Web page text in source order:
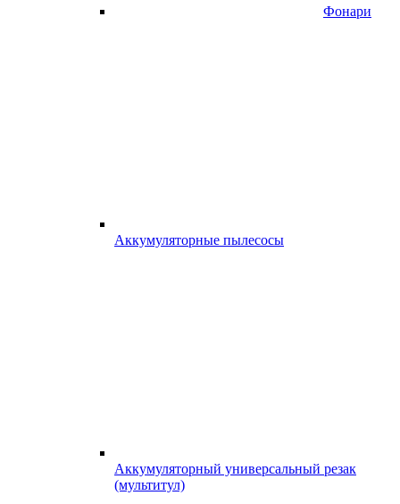
Фонари
Аккумуляторные пылесосы
Аккумуляторный универсальный резак
(мультитул)